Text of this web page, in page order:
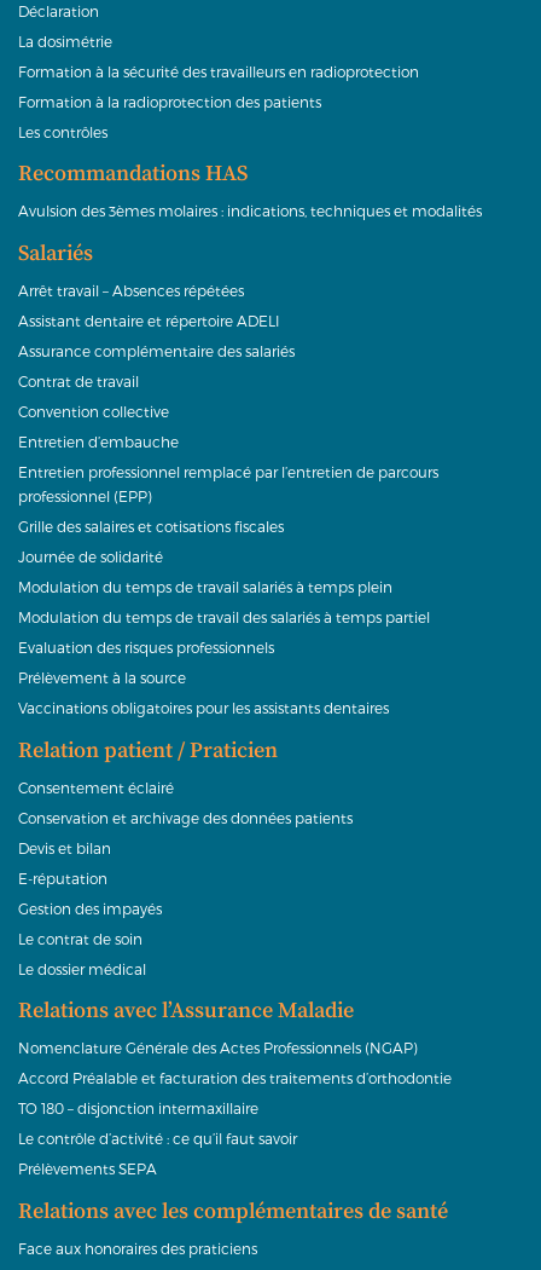
Déclaration
La dosimétrie
Formation à la sécurité des travailleurs en radioprotection
Formation à la radioprotection des patients
Les contrôles
Recommandations HAS
Avulsion des 3èmes molaires : indications, techniques et modalités
Salariés
Arrêt travail – Absences répétées
Assistant dentaire et répertoire ADELI
Assurance complémentaire des salariés
Contrat de travail
Convention collective
Entretien d’embauche
Entretien professionnel remplacé par l’entretien de parcours
professionnel (EPP)
Grille des salaires et cotisations fiscales
Journée de solidarité
Modulation du temps de travail salariés à temps plein
Modulation du temps de travail des salariés à temps partiel
Evaluation des risques professionnels
Prélèvement à la source
Vaccinations obligatoires pour les assistants dentaires
Relation patient / Praticien
Consentement éclairé
Conservation et archivage des données patients
Devis et bilan
E-réputation
Gestion des impayés
Le contrat de soin
Le dossier médical
Relations avec l’Assurance Maladie
Nomenclature Générale des Actes Professionnels (NGAP)
Accord Préalable et facturation des traitements d’orthodontie
TO 180 – disjonction intermaxillaire
Le contrôle d’activité : ce qu’il faut savoir
Prélèvements SEPA
Relations avec les complémentaires de santé
Face aux honoraires des praticiens